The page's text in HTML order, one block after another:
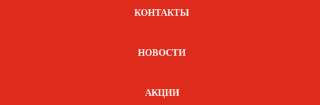
КОНТАКТЫ
НОВОСТИ
АКЦИИ